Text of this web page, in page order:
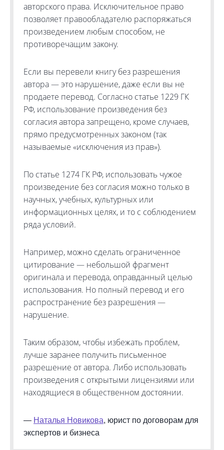
авторского права. Исключительное право
позволяет правообладателю распоряжаться
произведением любым способом, не
противоречащим закону.
Если вы перевели книгу без разрешения
автора — это нарушение, даже если вы не
продаете перевод. Согласно статье 1229 ГК
РФ, использование произведения без
согласия автора запрещено, кроме случаев,
прямо предусмотренных законом (так
называемые «исключения из прав»).
По статье 1274 ГК РФ, использовать чужое
произведение без согласия можно только в
научных, учебных, культурных или
информационных целях, и то с соблюдением
ряда условий.
Например, можно сделать ограниченное
цитирование — небольшой фрагмент
оригинала и перевода, оправданный целью
использования. Но полный перевод и его
распространение без разрешения —
нарушение.
Таким образом, чтобы избежать проблем,
лучше заранее получить письменное
разрешение от автора. Либо использовать
произведения с открытыми лицензиями или
находящиеся в общественном достоянии.
— Наталья Новикова, юрист по договорам для
экспертов и бизнеса